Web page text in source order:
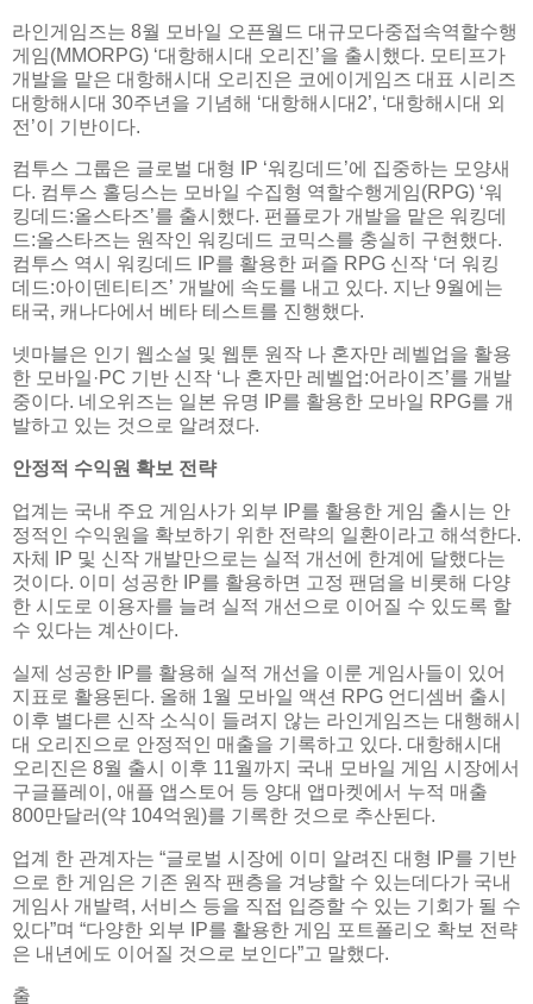
라인게임즈는 8월 모바일 오픈월드 대규모다중접속역할수행
게임(MMORPG) ‘대항해시대 오리진’을 출시했다. 모티프가
개발을 맡은 대항해시대 오리진은 코에이게임즈 대표 시리즈
대항해시대 30주년을 기념해 ‘대항해시대2’, ‘대항해시대 외
전’이 기반이다.
컴투스 그룹은 글로벌 대형 IP ‘워킹데드’에 집중하는 모양새
다. 컴투스 홀딩스는 모바일 수집형 역할수행게임(RPG) ‘워
킹데드:올스타즈’를 출시했다. 펀플로가 개발을 맡은 워킹데
드:올스타즈는 원작인 워킹데드 코믹스를 충실히 구현했다.
컴투스 역시 워킹데드 IP를 활용한 퍼즐 RPG 신작 ‘더 워킹
데드:아이덴티티즈’ 개발에 속도를 내고 있다. 지난 9월에는
태국, 캐나다에서 베타 테스트를 진행했다.
넷마블은 인기 웹소설 및 웹툰 원작 나 혼자만 레벨업을 활용
한 모바일·PC 기반 신작 ‘나 혼자만 레벨업:어라이즈’를 개발
중이다. 네오위즈는 일본 유명 IP를 활용한 모바일 RPG를 개
발하고 있는 것으로 알려졌다.
안정적 수익원 확보 전략
업계는 국내 주요 게임사가 외부 IP를 활용한 게임 출시는 안
정적인 수익원을 확보하기 위한 전략의 일환이라고 해석한다.
자체 IP 및 신작 개발만으로는 실적 개선에 한계에 달했다는
것이다. 이미 성공한 IP를 활용하면 고정 팬덤을 비롯해 다양
한 시도로 이용자를 늘려 실적 개선으로 이어질 수 있도록 할
수 있다는 계산이다.
실제 성공한 IP를 활용해 실적 개선을 이룬 게임사들이 있어
지표로 활용된다. 올해 1월 모바일 액션 RPG 언디셈버 출시
이후 별다른 신작 소식이 들려지 않는 라인게임즈는 대행해시
대 오리진으로 안정적인 매출을 기록하고 있다. 대항해시대
오리진은 8월 출시 이후 11월까지 국내 모바일 게임 시장에서
구글플레이, 애플 앱스토어 등 양대 앱마켓에서 누적 매출
800만달러(약 104억원)를 기록한 것으로 추산된다.
업계 한 관계자는 “글로벌 시장에 이미 알려진 대형 IP를 기반
으로 한 게임은 기존 원작 팬층을 겨냥할 수 있는데다가 국내
게임사 개발력, 서비스 등을 직접 입증할 수 있는 기회가 될 수
있다”며 “다양한 외부 IP를 활용한 게임 포트폴리오 확보 전략
은 내년에도 이어질 것으로 보인다”고 말했다.
출